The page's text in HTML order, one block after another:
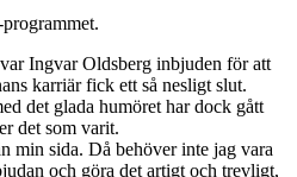
Ingvar Oldsberg inbjuden för att
karriär fick ett så nesligt slut.
det glada humöret har dock gått
det som varit.
min sida. Då behöver inte jag vara
och göra det artigt och trevligt,